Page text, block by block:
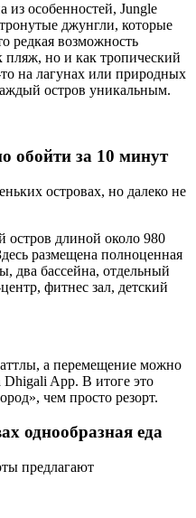
из особенностей, Jungle
джунгли, которые
редкая возможность
пляж, но и как тропический
на лагунах или природных
остров уникальным.
за 10 минут
островах, но далеко не
длиной около 980
размещена полноценная
два бассейна, отдельный
фитнес зал, детский
а перемещение можно
App. В итоге это
чем просто резорт.
однообразная еда
предлагают